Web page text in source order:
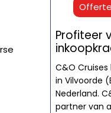
Profiteer
C&O
in Vilvoorde
Nederland.
partner van